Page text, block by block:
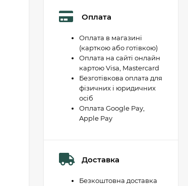
Оплата
Оплата в магазині
(карткою або готівкою)
Оплата на сайті онлайн
картою Visa, Mastercard
Безготівкова оплата для
фізичних і юридичних
осіб
Оплата Google Pay,
Apple Pay
Доставка
Безкоштовна доставка